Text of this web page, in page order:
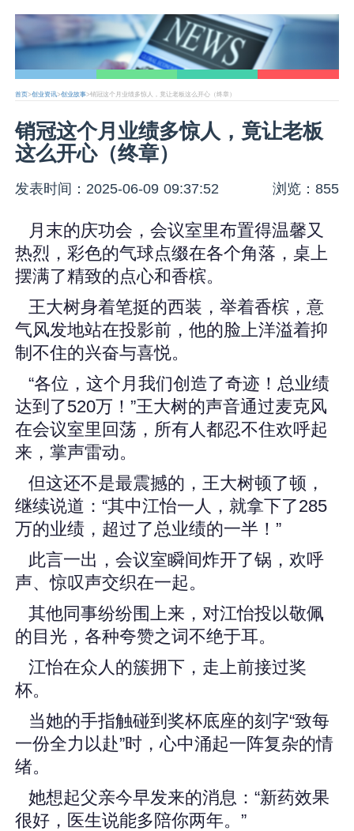
首页>创业资讯>创业故事>销冠这个月业绩多惊人，竟让老板这么开心（终章）
销冠这个月业绩多惊人，竟让老板
这么开心（终章）
发表时间：2025-06-09 09:37:52 浏览：855
月末的庆功会，会议室里布置得温馨又
热烈，彩色的气球点缀在各个角落，桌上
摆满了精致的点心和香槟。
王大树身着笔挺的西装，举着香槟，意
气风发地站在投影前，他的脸上洋溢着抑
制不住的兴奋与喜悦。
“各位，这个月我们创造了奇迹！总业绩
达到了520万！”王大树的声音通过麦克风
在会议室里回荡，所有人都忍不住欢呼起
来，掌声雷动。
但这还不是最震撼的，王大树顿了顿，
继续说道：“其中江怡一人，就拿下了285
万的业绩，超过了总业绩的一半！”
此言一出，会议室瞬间炸开了锅，欢呼
声、惊叹声交织在一起。
其他同事纷纷围上来，对江怡投以敬佩
的目光，各种夸赞之词不绝于耳。
江怡在众人的簇拥下，走上前接过奖
杯。
当她的手指触碰到奖杯底座的刻字“致每
一份全力以赴”时，心中涌起一阵复杂的情
绪。
她想起父亲今早发来的消息：“新药效果
很好，医生说能多陪你两年。”